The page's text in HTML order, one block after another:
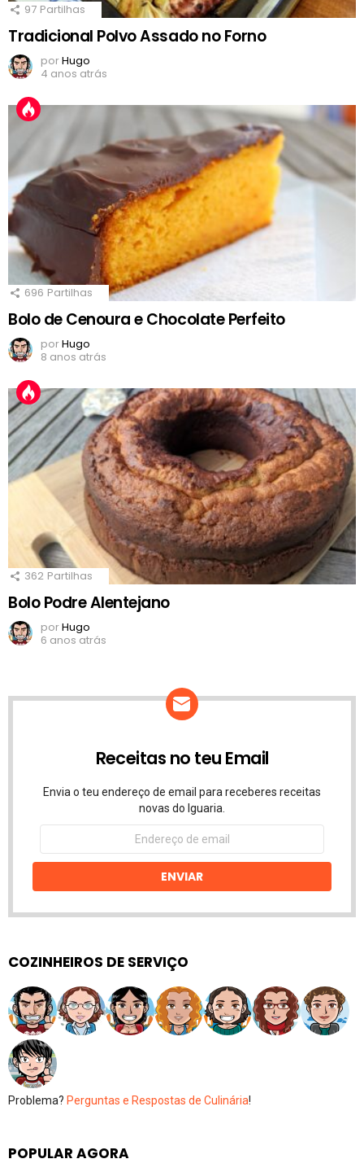
97 Partilhas
Tradicional Polvo Assado no Forno
porHugo
4 anos atrás
696 Partilhas
Bolo de Cenoura e Chocolate Perfeito
porHugo
8 anos atrás
362 Partilhas
Bolo Podre Alentejano
porHugo
6 anos atrás
Receitas no teu Email
Envia o teu endereço de email para receberes receitas
novas do Iguaria.
Endereço
email
ENVIAR
COZINHEIROS DE SERVIÇO
Problema? Perguntas e Respostas de Culinária!
POPULAR AGORA